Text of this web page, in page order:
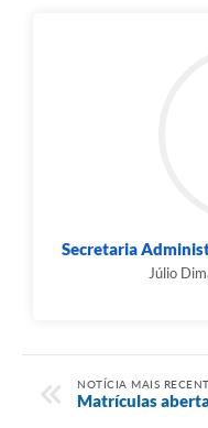
Secretaria
Júlio
NOTÍCIA MAIS
Matrículas